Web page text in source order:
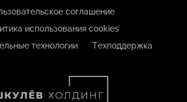
соглашение
использования cookies
технологии
Техподдержка